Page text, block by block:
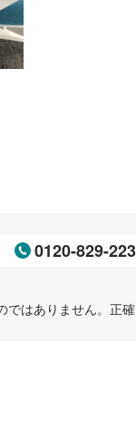
0120-829-223
はありません。正